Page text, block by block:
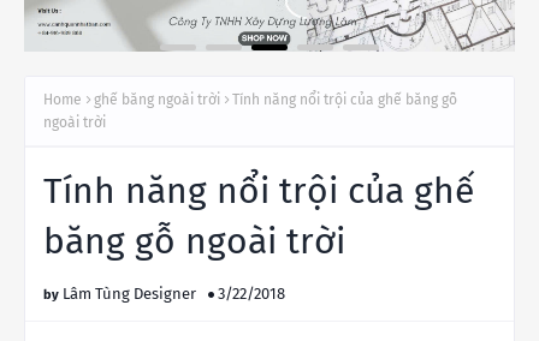
Home ghế băng ngoài trời
Tính năng nổi trội của ghế băng gỗ
ngoài trời
Tính năng nổi trội của ghế
băng gỗ ngoài trời
Lâm Tùng Designer 3/22/2018